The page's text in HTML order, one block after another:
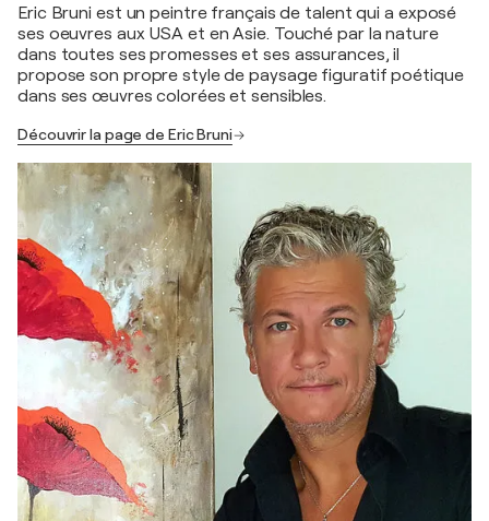
Eric Bruni est un peintre français de talent qui a exposé
ses oeuvres aux USA et en Asie. Touché par la nature
dans toutes ses promesses et ses assurances, il
propose son propre style de paysage figuratif poétique
dans ses œuvres colorées et sensibles.
Découvrir la page de Eric Bruni